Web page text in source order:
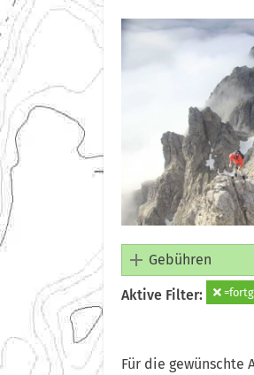
Gebühren
Aktive Filter:
Für die gewünschte